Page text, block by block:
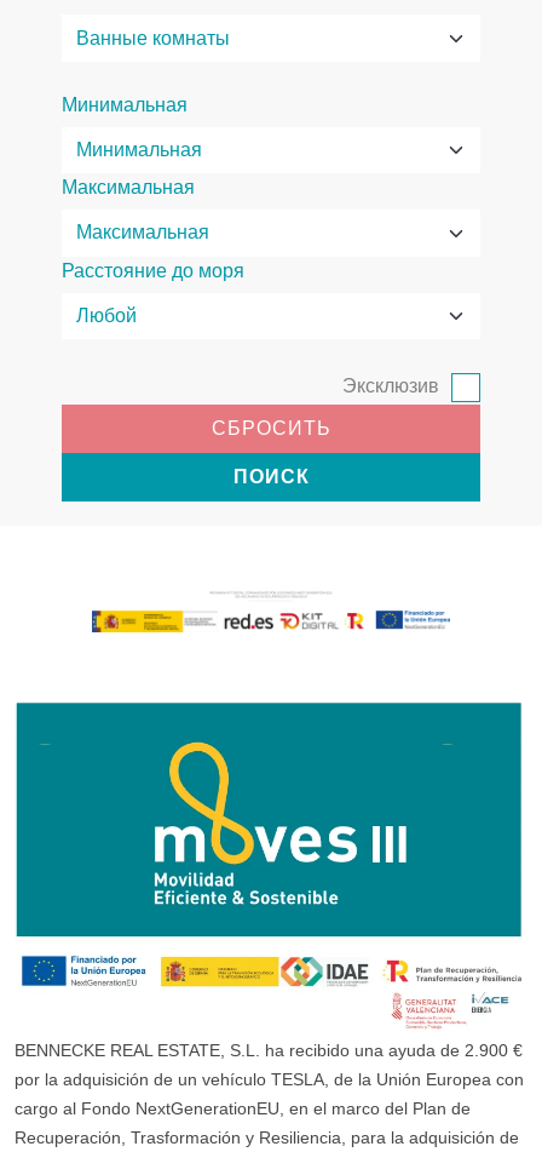
Минимальная
Максимальная
Расстояние до моря
Эксклюзив
СБРОСИТЬ
ПОИСК
BENNECKE REAL ESTATE, S.L. ha recibido una ayuda de 2.900 €
por la adquisición de un vehículo TESLA, de la Unión Europea con
cargo al Fondo NextGenerationEU, en el marco del Plan de
Recuperación, Trasformación y Resiliencia, para la adquisición de